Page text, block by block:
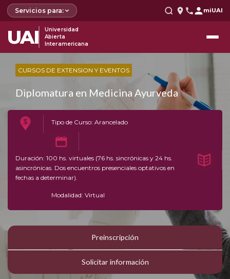
Servicios para: miUAI
UAI
Universidad
Abierta
Interamericana
CURSOS DE EXTENSION Y EVENTOS
Diplomatura en Medicina Ayurveda
Tipo de Curso: Arancelado
Duración: 100 hs. virtuales (76 hs. sincrónicas y 24 hs.
asincrónicas. Dos encuentros presenciales optativos en
fechas a determinar).
Modalidad: Virtual
Preinscripción
Solicitar información